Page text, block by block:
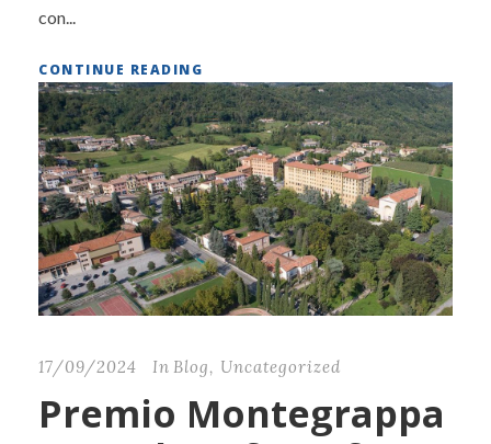
con...
CONTINUE READING
17/09/2024 In Blog, Uncategorized
Premio Montegrappa